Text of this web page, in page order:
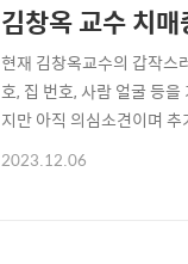
김창옥 교수 치
현재 김창옥교수의 갑작스
호, 집 번호, 사람 얼굴 등
지만 아직 의심소견이며
시로 확인해보세요 아래
2023.12.06